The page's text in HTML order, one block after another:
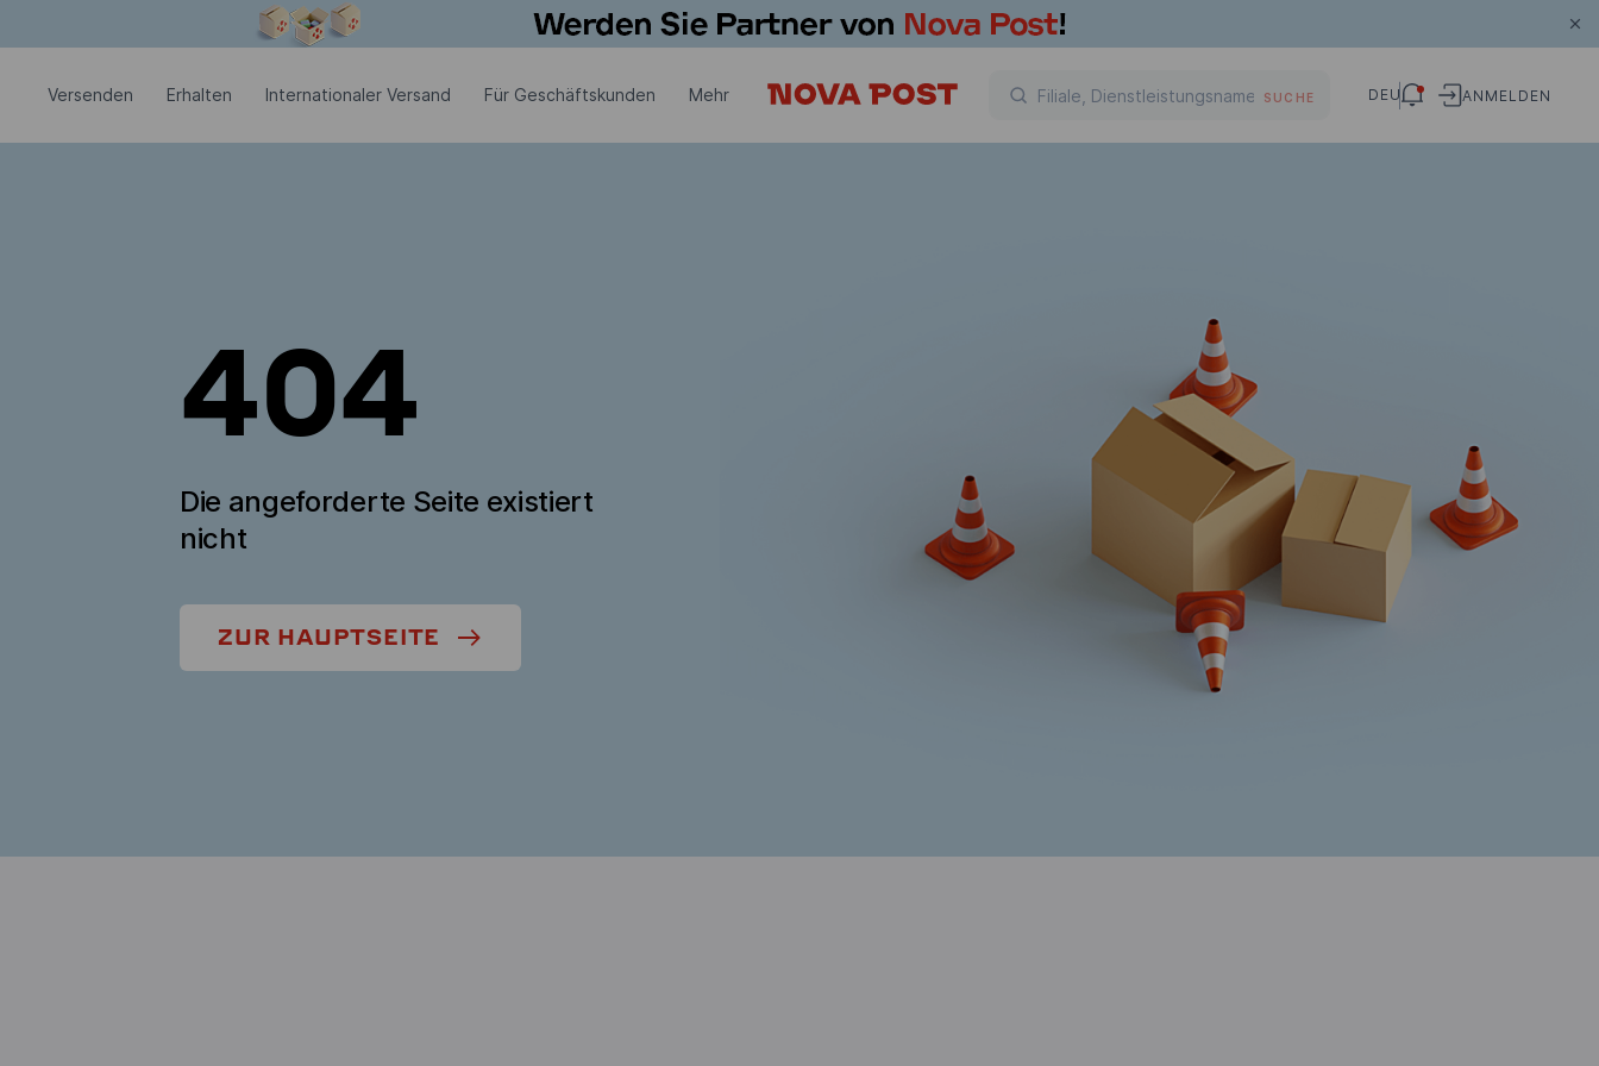
Versenden Erhalten Internationaler Versand Für Geschäftskunden Mehr SUCHE DEU ANMELDEN
404
Die angeforderte Seite existiert
nicht
ZUR HAUPTSEITE
Modales Fenster ist geöffnet